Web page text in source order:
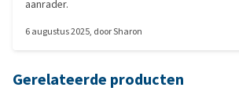
aanrader.
6 augustus 2025, doorSharon
Gerelateerde producten